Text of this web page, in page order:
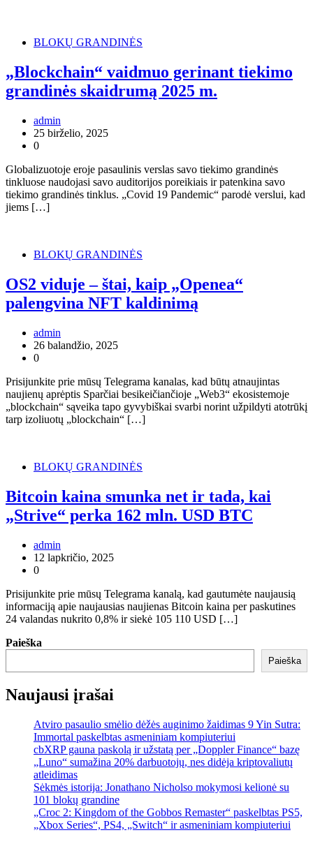
BLOKŲ GRANDINĖS
„Blockchain“ vaidmuo gerinant tiekimo
grandinės skaidrumą 2025 m.
admin
25 birželio, 2025
0
Globalizuotoje eroje pasaulinis verslas savo tiekimo grandinės
tinkluose naudojasi savo auditorijos poreikiais ir patenkina savo
tiekimo grandinės tinklus. „Covid 19 Pandemic“ parodė verslui, kad
jiems […]
BLOKŲ GRANDINĖS
OS2 viduje – štai, kaip „Openea“
palengvina NFT kaldinimą
admin
26 balandžio, 2025
0
Prisijunkite prie mūsų Telegrama kanalas, kad būtų atnaujintas
naujienų aprėptis Sparčiai besikeičiančioje „Web3“ ekosistemoje
„blockchain“ sąveika tapo gyvybiškai svarbi norint užpildyti atotrūkį
tarp izoliuotų „blockchain“ […]
BLOKŲ GRANDINĖS
Bitcoin kaina smunka net ir tada, kai
„Strive“ perka 162 mln. USD BTC
admin
12 lapkričio, 2025
0
Prisijunkite prie mūsų Telegrama kanalą, kad gautumėte naujausią
informaciją apie naujausias naujienas Bitcoin kaina per paskutines
24 valandas nukrito 0,8% ir siekė 105 110 USD […]
Paieška
Paieška
Naujausi įrašai
Atviro pasaulio smėlio dėžės auginimo žaidimas 9 Yin Sutra:
Immortal paskelbtas asmeniniam kompiuteriui
cbXRP gauna paskolą ir užstatą per „Doppler Finance“ bazę
„Luno“ sumažina 20% darbuotojų, nes didėja kriptovaliutų
atleidimas
Sėkmės istorija: Jonathano Nicholso mokymosi kelionė su
101 blokų grandine
„Croc 2: Kingdom of the Gobbos Remaster“ paskelbtas PS5,
„Xbox Series“, PS4, „Switch“ ir asmeniniam kompiuteriui